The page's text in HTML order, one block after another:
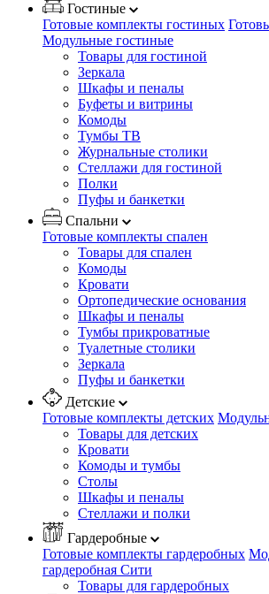
Гостиные
Готовые комплекты гостиных
Модульные гостиные
Товары для гостиной
Зеркала
Шкафы и пеналы
Буфеты и витрины
Комоды
Тумбы ТВ
Журнальные столики
Стеллажи для гостиной
Полки
Пуфы и банкетки
Спальни
Готовые комплекты спален
Товары для спален
Комоды
Кровати
Ортопедические основания
Шкафы и пеналы
Тумбы прикроватные
Туалетные столики
Зеркала
Пуфы и банкетки
Детские
Готовые комплекты детских
Товары для детских
Кровати
Комоды и тумбы
Столы
Шкафы и пеналы
Стеллажи и полки
Гардеробные
Готовые комплекты гардеробных
гардеробная Сити
Товары для гардеробных